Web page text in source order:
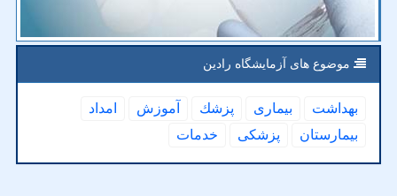
موضوع های آزمایشگاه رادین
بهداشت بیماری پزشك آموزش
امداد
بیمارستان
پزشكی خدمات